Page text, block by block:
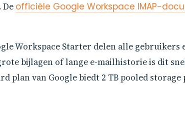
officiële Google Workspace IMAP-
Workspace Starter delen alle gebruikers
bijlagen of lange e-mailhistorie is dit
plan van Google biedt 2 TB pooled